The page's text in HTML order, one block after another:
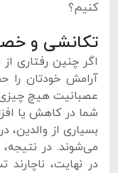
کنیم؟
تکانشی و
اگر چنین رفتاری
آرامش خودتان را
عصبانیت هیچ چیزی
شما در کاهش یا
بسیاری از والدین،
می‌شوند. در نتیجه،
در نهایت،